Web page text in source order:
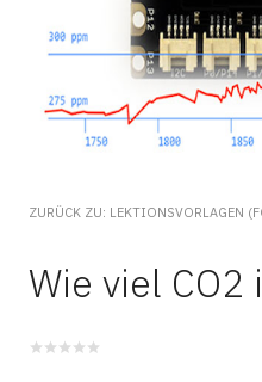
ZURÜCK ZU: LEKTIONSVORLAGEN
Wie viel CO2